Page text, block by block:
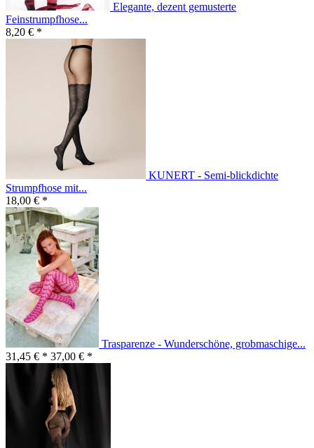
Elegante, dezent gemusterte
Feinstrumpfhose...
8,20 € *
KUNERT - Semi-blickdichte
Strumpfhose mit...
18,00 € *
Trasparenze - Wunderschöne, grobmaschige...
31,45 € * 37,00 € *